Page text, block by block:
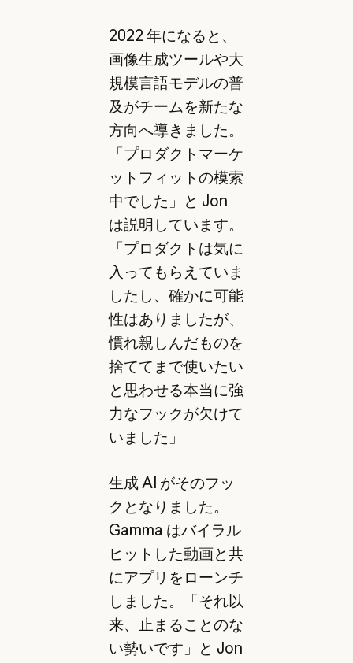
2022 年になると、
画像生成ツールや大
規模言語モデルの普
及がチームを新たな
方向へ導きました。
「プロダクトマーケ
ットフィットの模索
中でした」と Jon
は説明しています。
「プロダクトは気に
入ってもらえていま
したし、確かに可能
性はありましたが、
慣れ親しんだものを
捨ててまで使いたい
と思わせる本当に強
力なフックが欠けて
いました」
生成 AI がそのフッ
クとなりました。
Gamma はバイラル
ヒットした動画と共
にアプリをローンチ
しました。「それ以
来、止まることのな
い勢いです」と Jon